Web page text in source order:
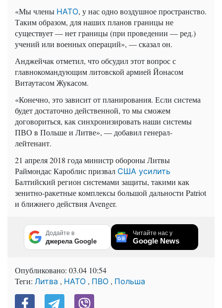
«Мы члены НАТО, у нас одно воздушное пространство.
Таким образом, для наших планов границы не
существует — нет границы (при проведении — ред.)
учений или военных операций», — сказал он.
Анджейчак отметил, что обсудил этот вопрос с
главнокомандующим литовской армией Йонасом
Витаутасом Жукасом.
«Конечно, это зависит от планирования. Если система
будет достаточно действенной, то мы сможем
договориться, как синхронизировать наши системы
ПВО в Польше и Литве», — добавил генерал-
лейтенант.
21 апреля 2018 года министр обороны Литвы
Раймондас Кароблис призвал США усилить
Балтийский регион системами защиты, такими как
зенитно-ракетные комплексы большой дальности Patriot
и ближнего действия Avenger.
Додайте в
джерела Google
Читайте нас у
Google News
Опубликовано: 03.04 10:54
Теги: Литва , НАТО , ПВО , Польша